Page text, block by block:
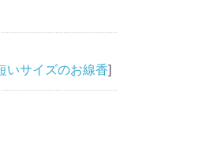
いサイズのお線香]